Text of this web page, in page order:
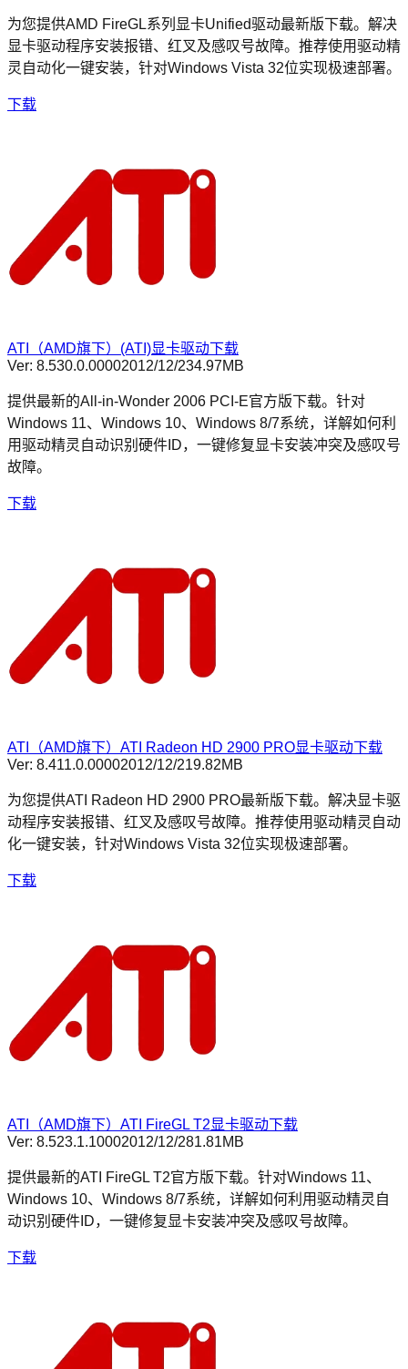
为您提供AMD FireGL系列显卡Unified驱动最新版下载。解决
显卡驱动程序安装报错、红叉及感叹号故障。推荐使用驱动精
灵自动化一键安装，针对Windows Vista 32位实现极速部署。
下载
ATI（AMD旗下）(ATI)显卡驱动下载
Ver: 8.530.0.00002012/12/234.97MB
提供最新的All-in-Wonder 2006 PCI-E官方版下载。针对
Windows 11、Windows 10、Windows 8/7系统，详解如何利
用驱动精灵自动识别硬件ID，一键修复显卡安装冲突及感叹号
故障。
下载
ATI（AMD旗下）ATI Radeon HD 2900 PRO显卡驱动下载
Ver: 8.411.0.00002012/12/219.82MB
为您提供ATI Radeon HD 2900 PRO最新版下载。解决显卡驱
动程序安装报错、红叉及感叹号故障。推荐使用驱动精灵自动
化一键安装，针对Windows Vista 32位实现极速部署。
下载
ATI（AMD旗下）ATI FireGL T2显卡驱动下载
Ver: 8.523.1.10002012/12/281.81MB
提供最新的ATI FireGL T2官方版下载。针对Windows 11、
Windows 10、Windows 8/7系统，详解如何利用驱动精灵自
动识别硬件ID，一键修复显卡安装冲突及感叹号故障。
下载